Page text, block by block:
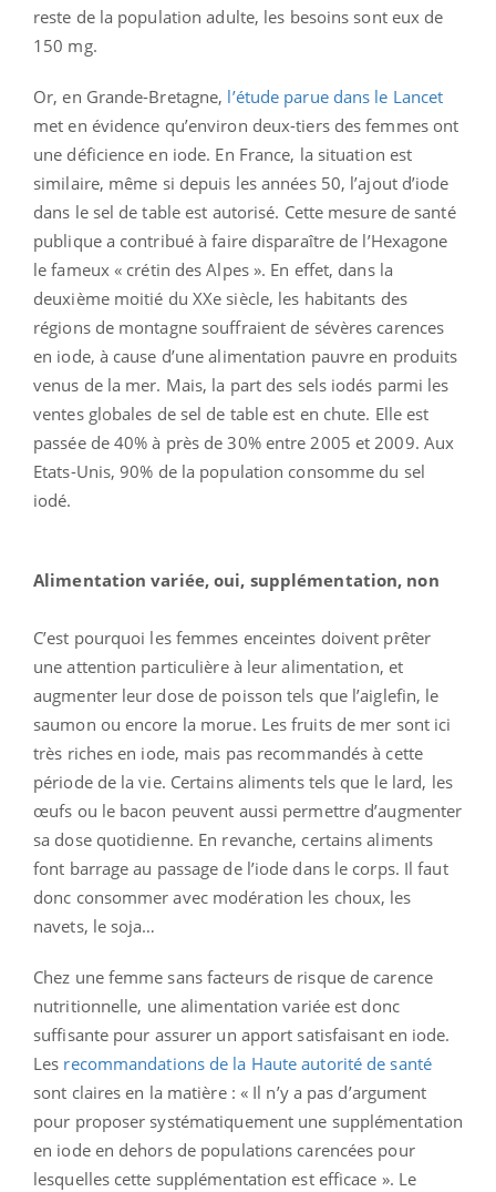
reste de la population adulte, les besoins sont eux de
150 mg.
Or, en Grande-Bretagne, l’étude parue dans le Lancet
met en évidence qu’environ deux-tiers des femmes ont
une déficience en iode. En France, la situation est
similaire, même si depuis les années 50, l’ajout d’iode
dans le sel de table est autorisé. Cette mesure de santé
publique a contribué à faire disparaître de l’Hexagone
le fameux « crétin des Alpes ». En effet, dans la
deuxième moitié du XXe siècle, les habitants des
régions de montagne souffraient de sévères carences
en iode, à cause d’une alimentation pauvre en produits
venus de la mer. Mais, la part des sels iodés parmi les
ventes globales de sel de table est en chute. Elle est
passée de 40% à près de 30% entre 2005 et 2009. Aux
Etats-Unis, 90% de la population consomme du sel
iodé.
Alimentation variée, oui, supplémentation, non
C’est pourquoi les femmes enceintes doivent prêter
une attention particulière à leur alimentation, et
augmenter leur dose de poisson tels que l’aiglefin, le
saumon ou encore la morue. Les fruits de mer sont ici
très riches en iode, mais pas recommandés à cette
période de la vie. Certains aliments tels que le lard, les
œufs ou le bacon peuvent aussi permettre d’augmenter
sa dose quotidienne. En revanche, certains aliments
font barrage au passage de l’iode dans le corps. Il faut
donc consommer avec modération les choux, les
navets, le soja…
Chez une femme sans facteurs de risque de carence
nutritionnelle, une alimentation variée est donc
suffisante pour assurer un apport satisfaisant en iode.
Les recommandations de la Haute autorité de santé
sont claires en la matière : « Il n’y a pas d’argument
pour proposer systématiquement une supplémentation
en iode en dehors de populations carencées pour
lesquelles cette supplémentation est efficace ». Le